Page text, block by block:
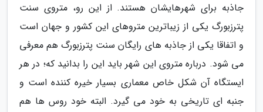
جاذبه برای شهرهایشان هستند. از این رو، متروی سنت
پترزبورگ یکی از زیباترین متروهای این کشور و جهان است
و اتفاقا یکی از جاذبه های رایگان سنت پترزبورگ هم معرفی
می شود. درباره متروی این شهر باید این را بدانید که؛ در هر
ایستگاه آن شکل خاص معماری بسیار خیره کننده است و
جنبه ای تاریخی به خود می گیرد. البته خود روس ها هم